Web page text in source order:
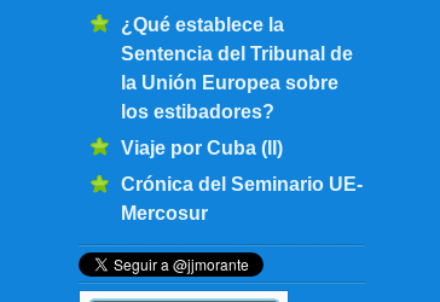
¿Qué establece la
Sentencia del Tribunal de
la Unión Europea sobre
los estibadores?
Viaje por Cuba (II)
Crónica del Seminario UE-
Mercosur